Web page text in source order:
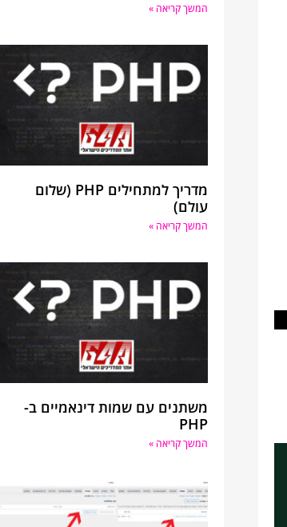
המשך קריאה »
מדריך למתחילים PHP (שלום
עולם)
המשך קריאה »
משתנים עם שמות דינאמיים ב-
PHP
המשך קריאה »